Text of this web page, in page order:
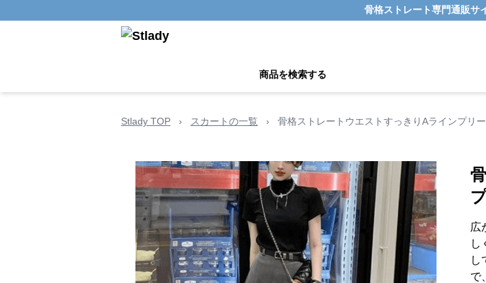
骨格ストレート専門通販サ
商品を検索する
Stlady TOP › スカートの一覧 › 骨格ストレートウエストすっきりAラインプリ
広
し
し
で